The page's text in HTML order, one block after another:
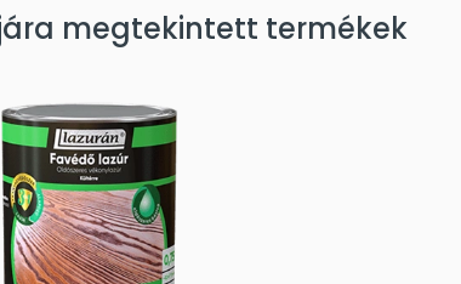
megtekintett termékek